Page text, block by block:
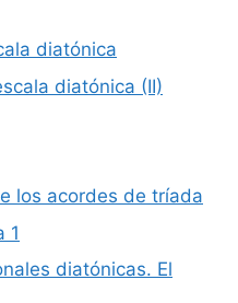
diatónica
diatónica (II)
los acordes de tríada
1
diatónicas. El